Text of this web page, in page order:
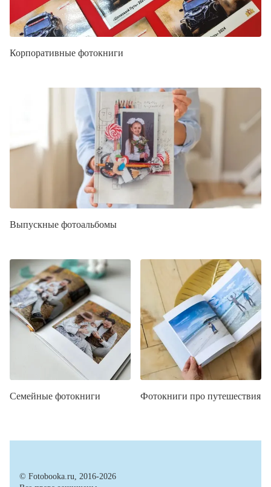
Корпоративные фотокниги
Выпускные фотоальбомы
Семейные фотокниги Фотокниги про путешествия
© Fotobooka.ru, 2016-2026